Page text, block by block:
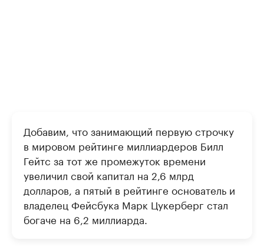
Добавим, что занимающий первую строчку
в мировом рейтинге миллиардеров Билл
Гейтс за тот же промежуток времени
увеличил свой капитал на 2,6 млрд
долларов, а пятый в рейтинге основатель и
владелец Фейсбука Марк Цукерберг стал
богаче на 6,2 миллиарда.